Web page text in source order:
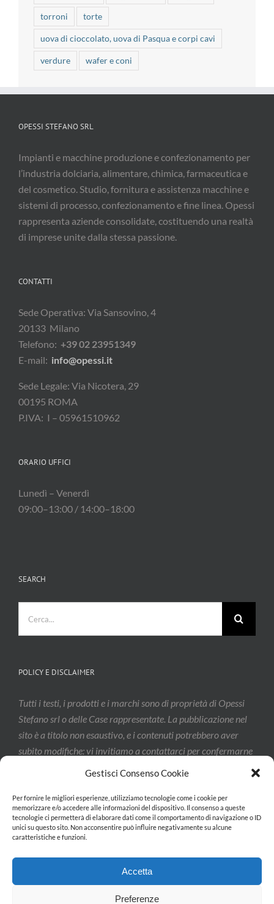
Gestisci Consenso Cookie
Per fornire le migliori esperienze, utilizziamo tecnologie come i cookie per
memorizzare e/o accedere alle informazioni del dispositivo. Il consenso a queste
tecnologie ci permetterà di elaborare dati come il comportamento di navigazione o ID
unici su questo sito. Non acconsentire può influire negativamente su alcune
caratteristiche e funzioni.
Accetta
Preferenze
torroni torte
uova di cioccolato, uova di Pasqua e corpi cavi
verdure wafer e coni
OPESSI STEFANO SRL
Impianti e macchine produzione e confezionamento per
l’industria dolciaria, alimentare, chimica, farmaceutica e
del cosmetico. Studio, fornitura e assistenza macchine e
sistemi di processo, confezionamento e fine linea. Opessi
rappresenta aziende consolidate, costituendo una realtà
di imprese unite dalla stessa passione.
CONTATTI
Sede Operativa: Via Sansovino, 4
20133 Milano
Telefono: +39 02 23951349
E-mail: info@opessi.it
Sede Legale: Via Nicotera, 29
00195 ROMA
P.IVA: I – 05961510962
ORARIO UFFICI
Lunedì – Venerdì
09:00–13:00 / 14:00–18:00
SEARCH
per:
POLICY E DISCLAIMER
Tutti i testi, i prodotti e i marchi sono di proprietà di Opessi
Stefano srl o delle Case rappresentate. La pubblicazione nel
sito è a titolo non esaustivo, e i contenuti potrebbero aver
subito modifiche: vi invitiamo a contattarci per confermarne
Privacy & Cookie Policy
Copyright 2026 Opessi Stefano srl| All Rights Reserved | Powered by